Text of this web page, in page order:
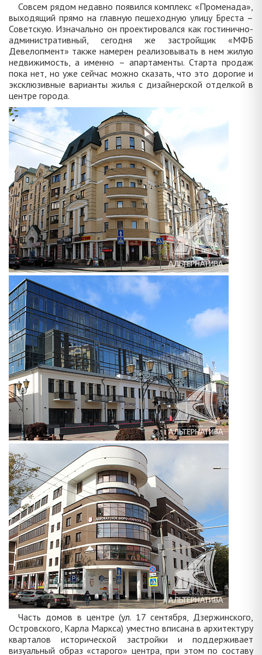
Совсем рядом недавно появился комплекс «Променада»,
выходящий прямо на главную пешеходную улицу Бреста –
Советскую. Изначально он проектировался как гостинично-
административный, сегодня же застройщик «МФБ
Девелопмент» также намерен реализовывать в нем жилую
недвижимость, а именно – апартаменты. Старта продаж
пока нет, но уже сейчас можно сказать, что это дорогие и
эксклюзивные варианты жилья с дизайнерской отделкой в
центре города.
Часть домов в центре (ул. 17 сентября, Дзержинского,
Островского, Карла Маркса) уместно вписана в архитектуру
кварталов исторической застройки и поддерживает
визуальный образ «старого» центра, при этом по составу